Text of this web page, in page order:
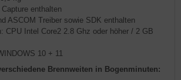
enthalten
ASCOM Treiber sowie SDK enthalten
CPU Intel Core2 2.8 Ghz oder höher / 2 GB
10 + 11
Brennweiten in Bogenminuten: